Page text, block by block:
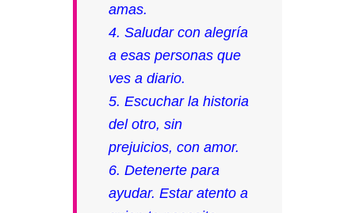
amas.
4. Saludar con alegría
a esas personas que
ves a diario.
5. Escuchar la historia
del otro, sin
prejuicios, con amor.
6. Detenerte para
ayudar. Estar atento a